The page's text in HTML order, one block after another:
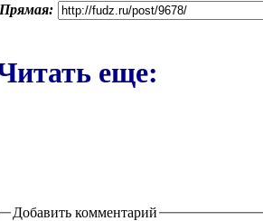
Прямая:
еще:
Добавить комментарий